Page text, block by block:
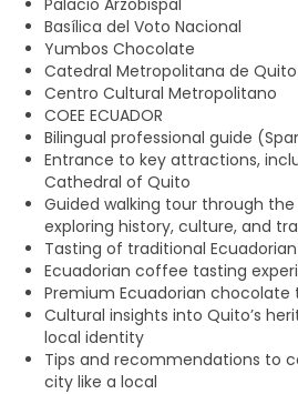
Au fil de notre exploration des rues
historiques, vous découvrirez des
des traditions culturelles et des
révèlent la véritable essence de
Idéale pour les familles, les couples
culture, cette expérience va au-
une invitation à ressentir la ville, à
habitants et à entrer en contact
vivant.
Rejoignez-nous et découvrez
seulement un lieu, mais un art de
Palacio Arzobispal
Basílica del Voto Nacional
Yumbos Chocolate
Catedral Metropolitana de Quito
Centro Cultural Metropolitano
COEE ECUADOR
Bilingual professional guide
Entrance to key attractions,
Cathedral of Quito
Guided walking tour through
exploring history, culture, and
Tasting of traditional
Ecuadorian coffee tasting
Premium Ecuadorian chocolate
Cultural insights into Quito’s
local identity
Tips and recommendations to
city like a local